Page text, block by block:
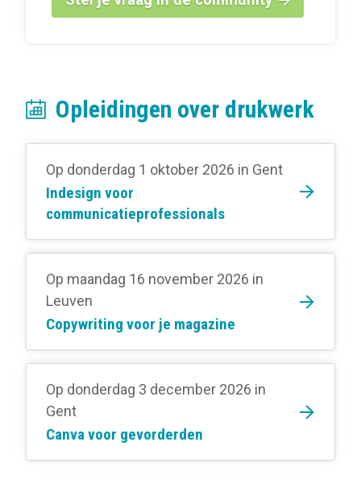
Opleidingen over drukwerk
Op donderdag 1 oktober 2026 in Gent
Indesign voor
communicatieprofessionals
Op maandag 16 november 2026 in
Leuven
Copywriting voor je magazine
Op donderdag 3 december 2026 in
Gent
Canva voor gevorderden